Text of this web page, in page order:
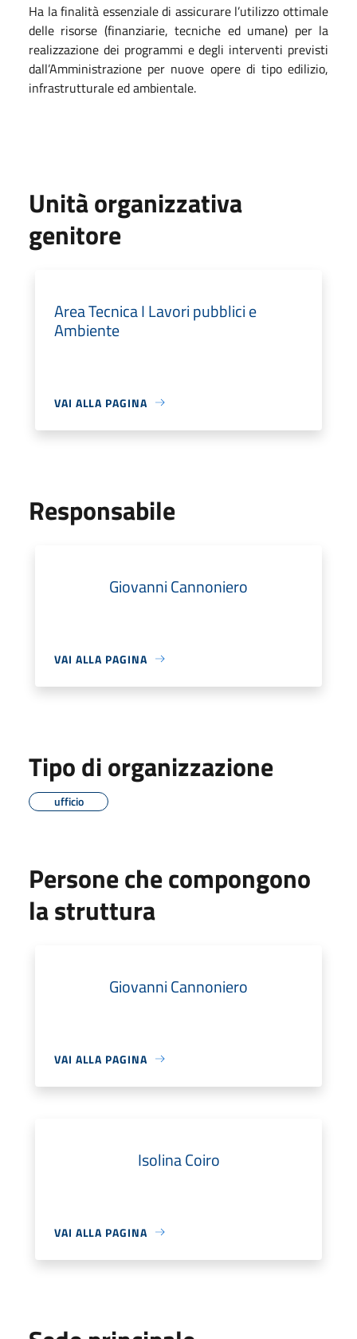
Ha la finalità essenziale di assicurare l’utilizzo ottimale
delle risorse (finanziarie, tecniche ed umane) per la
realizzazione dei programmi e degli interventi previsti
dall’Amministrazione per nuove opere di tipo edilizio,
infrastrutturale ed ambientale.
Unità organizzativa
genitore
Area Tecnica I Lavori pubblici e
Ambiente
VAI ALLA PAGINA
Responsabile
Giovanni Cannoniero
VAI ALLA PAGINA
Tipo di organizzazione
ufficio
Persone che compongono
la struttura
Giovanni Cannoniero
VAI ALLA PAGINA
Isolina Coiro
VAI ALLA PAGINA